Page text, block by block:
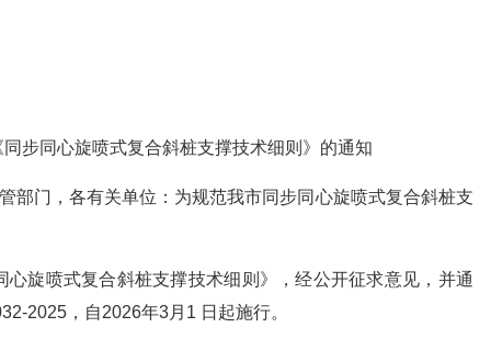
同心旋喷式复合斜桩支撑技术细则》的通知
部门，各有关单位：为规范我市同步同心旋喷式复合斜桩支
旋喷式复合斜桩支撑技术细则》，经公开征求意见，并通
2025，自2026年3月1 日起施行。